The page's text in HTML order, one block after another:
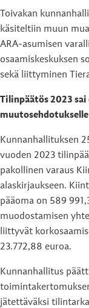
Toivakan
käsiteltiin muun
ARA-asumisen
osaamiskeskuksen
sekä liittyminen
Tilinpäätös 2023 sai
muutosehdotukselle
Kunnanhallituksen
vuoden 2023
pakollinen varaus
alaskirjaukseen.
pääoma on 589
muodostamisen
liittyvät
23.772,88 euroa.
Kunnanhallitus
jätettäväksi